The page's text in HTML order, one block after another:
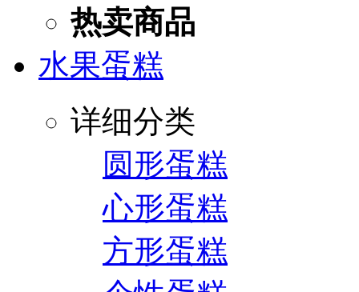
热卖商品
水果蛋糕
详细分类
圆形蛋糕
心形蛋糕
方形蛋糕